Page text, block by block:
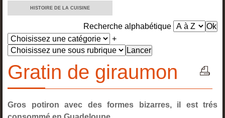
HISTOIRE DE LA CUISINE
Recherche alphabétique
+
Gratin de giraumon
Gros potiron avec des formes bizarres, il est trés